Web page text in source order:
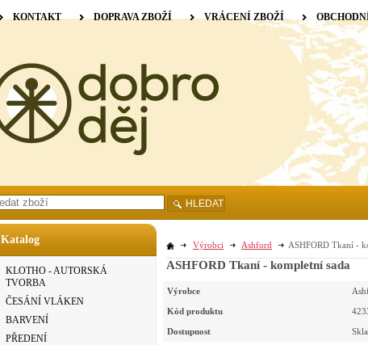
Katalog
KLOTHO - AUTORSKÁ
TVORBA
ČESÁNÍ VLÁKEN
BARVENÍ
PŘEDENÍ
Výrobci Ashford ASHFORD Tkaní -
ASHFORD Tkaní - kompletní sada
Výrobce
Kód produktu
Dostupnost
KONTAKT DOPRAVA ZBOŽÍ VRÁCENÍ ZBOŽÍ
HLEDAT